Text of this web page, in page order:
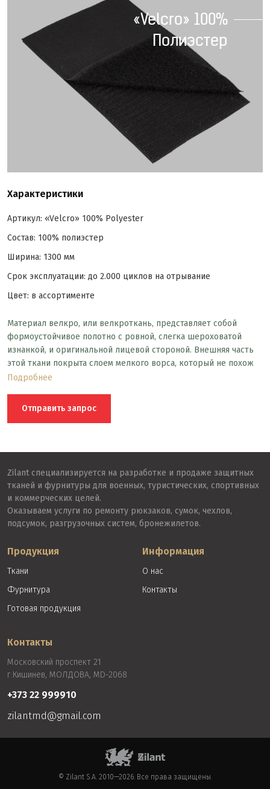
«Velcro» 100%
Полиэстер
Характеристики
Артикул: «Velcro» 100% Polyester
Состав: 100% полиэстер
Ширина: 1300 мм
Срок эксплуатации: до 2.000 циклов на отрывание
Цвет: в ассортименте
Материал велкро, или велкроткань, представляет собой
формоустойчивое полотно с ровной, слегка шероховатой
изнанкой, и оригинальной лицевой стороной. Внешняя часть
этой ткани покрыта слоем мелкого ворса, который не похож
на ворс других материй. В целом велкроткань — это мягкая
одежды и соединяют с жесткой стороной, зацепляющейся
мельчайшими пластиковыми крючками за кудрявый ворс
Подробнее
Отправить запрос
Zilant специализируется на разработке и продаже защитных
тканей и фурнитуры для военных, туристических, спортивных
и коммерческих целей.
Оказываем услуги по ремонту рюкзаков, сумок, чехлов,
подсумок, разгрузочных систем, бронежилетов.
Продукция
Ткани
Фурнитура
Готовая продукция
Информация
О нас
Контакты
Контакты
Московский проспект 21
г.Кишинев, МОЛДОВА, MD-2068
+373 22 999910
zilantmd@gmail.com
© Zilant S.A.2010—2026. Все права защищены.